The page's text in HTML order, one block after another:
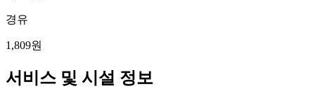
경유
1,809원
서비스 및 시설 정보